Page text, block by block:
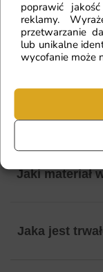
poprawić
reklamy.
przetwarzanie
lub unikalne
wycofanie może
przygotować
a inny na
kolor?
Jaki materiał
Jaka jest